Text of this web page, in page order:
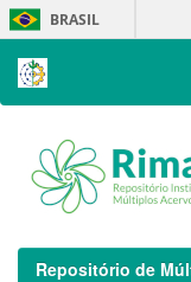
Skip
navigation
BRASIL
Repositório de